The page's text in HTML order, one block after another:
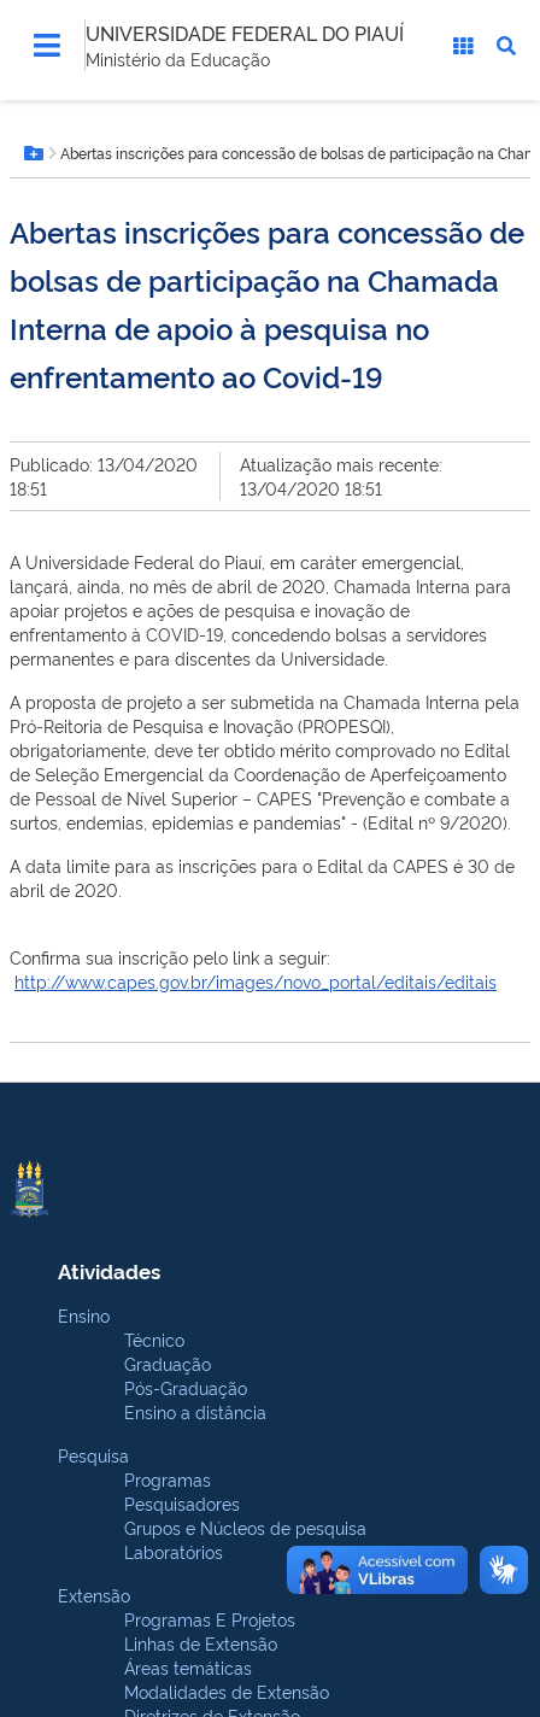
UNIVERSIDADE FEDERAL DO PIAUÍ
Ministério da Educação
está
aqui:Botão Menu
Abertas inscrições para concessão de bolsas de participação na
Abertas inscrições para concessão de
bolsas de participação na Chamada
Interna de apoio à pesquisa no
enfrentamento ao Covid-19
Publicado: 13/04/2020
18:51
Atualização mais recente:
13/04/2020 18:51
A Universidade Federal do Piauí, em caráter emergencial,
lançará, ainda, no mês de abril de 2020, Chamada Interna para
apoiar projetos e ações de pesquisa e inovação de
enfrentamento à COVID-19, concedendo bolsas a servidores
permanentes e para discentes da Universidade.
A proposta de projeto a ser submetida na Chamada Interna pela
Pró-Reitoria de Pesquisa e Inovação (PROPESQI),
obrigatoriamente, deve ter obtido mérito comprovado no Edital
de Seleção Emergencial da Coordenação de Aperfeiçoamento
de Pessoal de Nível Superior – CAPES "Prevenção e combate a
surtos, endemias, epidemias e pandemias" - (Edital nº 9/2020).
A data limite para as inscrições para o Edital da CAPES é 30 de
abril de 2020.
Confirma sua inscrição pelo link a seguir:
http://www.capes.gov.br/images/novo_portal/editais/editais
Atividades
Ensino
Técnico
Graduação
Pós-Graduação
Ensino a distância
Pesquisa
Programas
Pesquisadores
Grupos e Núcleos de pesquisa
Laboratórios
Extensão
Programas E Projetos
Linhas de Extensão
Áreas temáticas
Modalidades de Extensão